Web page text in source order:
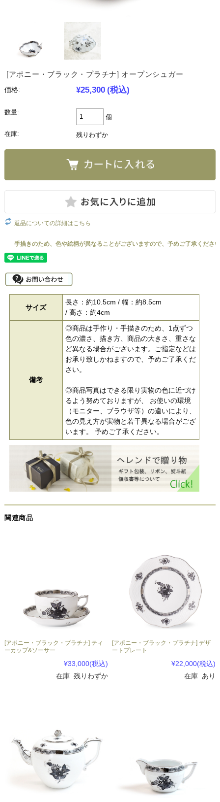
[アポニー・ブラック・プラチナ] オープンシュガー
価格:
¥25,300 (税込)
数量:
個
在庫: 残りわずか
返品についての詳細はこちら
サイズ
長さ：約10.5cm / 幅：約8.5cm
/ 高さ：約4cm
備考
◎商品は手作り・手描きのため、1点ずつ
色の濃さ、描き方、商品の大きさ、重さな
ど異なる場合がございます。ご指定などは
お承り致しかねますので、予めご了承くだ
さい。
◎商品写真はできる限り実物の色に近づけ
るよう努めておりますが、 お使いの環境
（モニター、ブラウザ等）の違いにより、
色の見え方が実物と若干異なる場合がござ
います。 予めご了承ください。
関連商品
[アポニー・ブラック・プラチナ] ティ
ーカップ&ソーサー
¥33,000(税込)
在庫 残りわずか
[アポニー・ブラック・プラチナ] デザ
ートプレート
¥22,000(税込)
在庫 あり